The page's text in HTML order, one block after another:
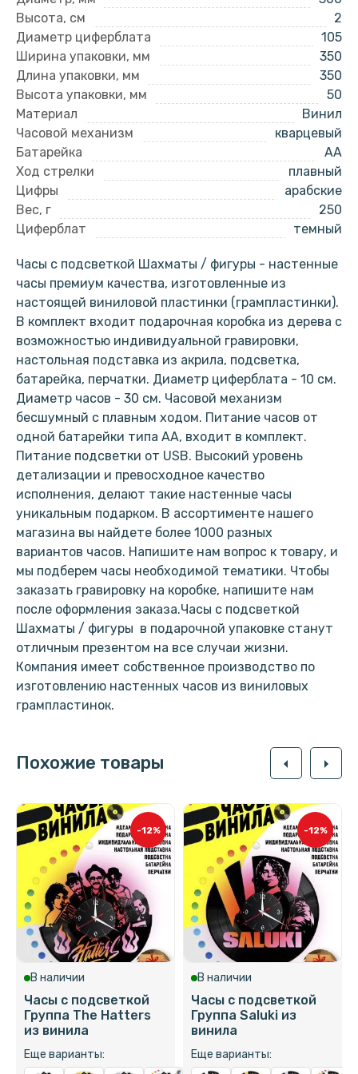
Высота, см
2
Диаметр циферблата
105
Ширина упаковки, мм
350
Длина упаковки, мм
350
Высота упаковки, мм
50
Материал
Винил
Часовой механизм
кварцевый
Батарейка
AA
Ход стрелки
плавный
Цифры
арабские
Вес, г
250
Циферблат
темный
Часы с подсветкой Шахматы / фигуры - настенные
часы премиум качества, изготовленные из
настоящей виниловой пластинки (грампластинки).
В комплект входит подарочная коробка из дерева с
возможностью индивидуальной гравировки,
настольная подставка из акрила, подсветка,
батарейка, перчатки. Диаметр циферблата - 10 см.
Диаметр часов - 30 см. Часовой механизм
бесшумный с плавным ходом. Питание часов от
одной батарейки типа АА, входит в комплект.
Питание подсветки от USB. Высокий уровень
детализации и превосходное качество
исполнения, делают такие настенные часы
уникальным подарком. В ассортименте нашего
магазина вы найдете более 1000 разных
вариантов часов. Напишите нам вопрос к товару, и
мы подберем часы необходимой тематики. Чтобы
заказать гравировку на коробке, напишите нам
после оформления заказа.Часы с подсветкой
Шахматы / фигуры в подарочной упаковке станут
отличным презентом на все случаи жизни.
Компания имеет собственное производство по
изготовлению настенных часов из виниловых
грампластинок.
Похожие товары arrow_left arrow_right
-12%
В наличии
Часы с подсветкой
Группа The Hatters
из винила
Еще варианты:
-12%
В наличии
Часы с подсветкой
Группа Saluki из
винила
Еще варианты: